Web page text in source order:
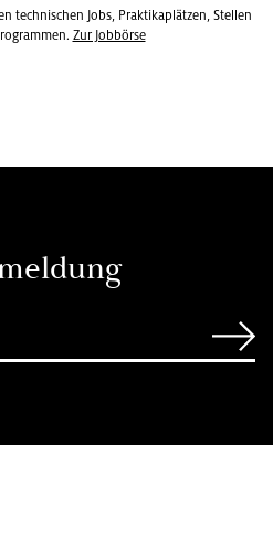
tech­ni­schen Jobs, Prak­ti­ka­plät­zen, Stel­len
Zur Job­bör­se